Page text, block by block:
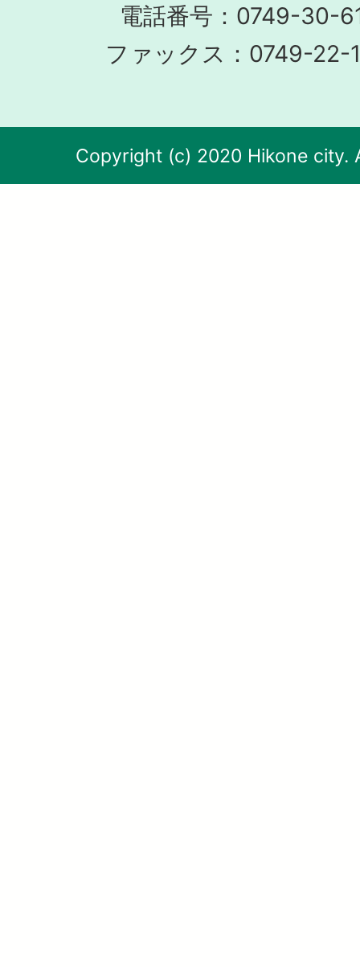
電話番号：0749-30-
ファックス：0749-22-
Copyright (c) 2020 Hikone city.